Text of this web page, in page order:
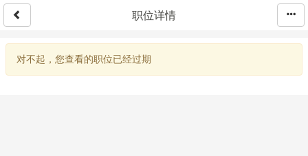
职位详情
对不起，您查看的职位已经过期